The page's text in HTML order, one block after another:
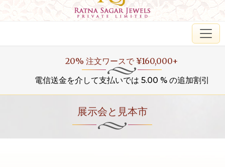
20% 注文ワースで ¥160,000+
電信送金を介して支払いでは 5.00 % の追加割引
展示会と見本市